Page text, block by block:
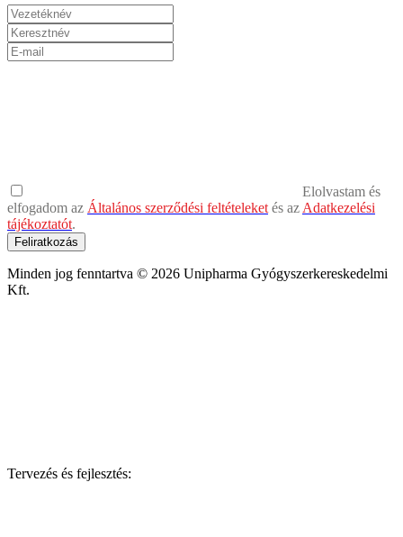
Elolvastam és
elfogadom az Általános szerződési feltételeketés azAdatkezelési
tájékoztatót.
Feliratkozás
Minden jog fenntartva © 2026 Unipharma Gyógyszerkereskedelmi
Kft.
Tervezés és fejlesztés: